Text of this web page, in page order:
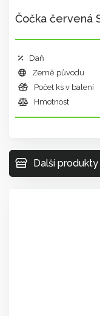
Čočka červená
Daň
Země původu
Počet ks v balení
Hmotnost
Další